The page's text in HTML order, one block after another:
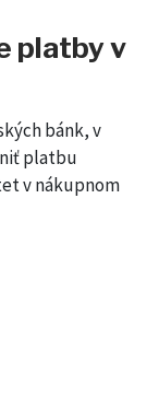
platby v
bánk, v
platbu
v nákupnom